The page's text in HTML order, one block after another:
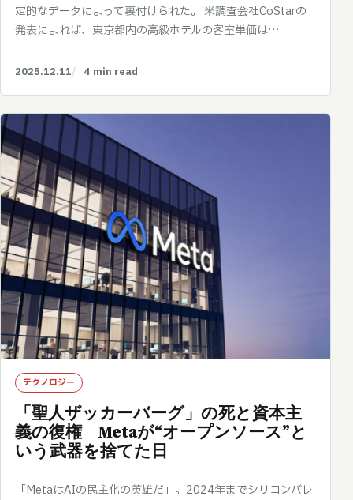
定的なデータによって裏付けられた。 米調査会社CoStarの
発表によれば、東京都内の高級ホテルの客室単価は…
2025.12.11 4 min read
テクノロジー
「聖人ザッカーバーグ」の死と資本主
義の復権 Metaが“オープンソース”と
いう武器を捨てた日
「MetaはAIの民主化の英雄だ」。2024年までシリコンバレ